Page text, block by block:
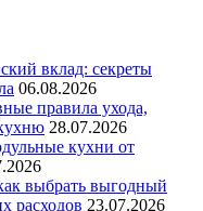
вклад: секреты
06.08.2026
правила ухода,
28.07.2026
кухни от
выбрать выгодный
расходов 23.07.2026